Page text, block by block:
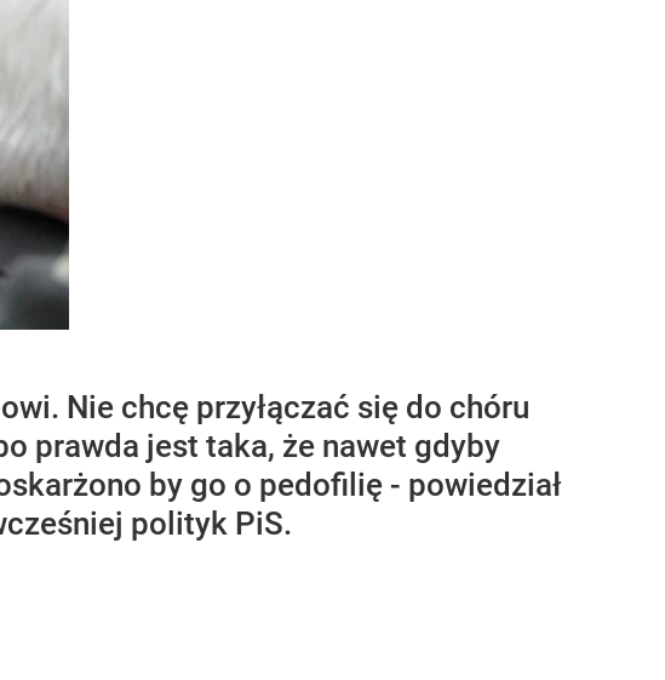
Nie chcę przyłączać się do chóru
prawda jest taka, że nawet gdyby
by go o pedofilię - powiedział
polityk PiS.